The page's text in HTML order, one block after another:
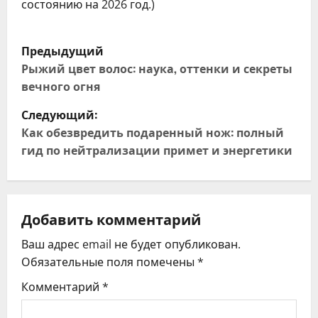
состоянию на 2026 год.)
Н
а
в
и
г
ц
и
я
Предыдущий
Рыжий цвет волос: наука, оттенки и секреты
вечного огня
Следующий:
Как обезвредить подаренный нож: полный
гид по нейтрализации примет и энергетики
Добавить комментарий
Ваш адрес email не будет опубликован.
Обязательные поля помечены *
Комментарий *